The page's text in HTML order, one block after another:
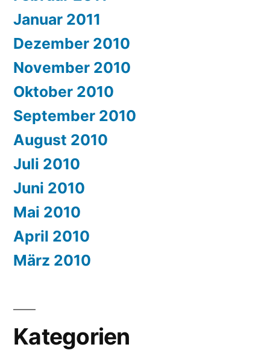
Januar 2011
Dezember 2010
November 2010
Oktober 2010
September 2010
August 2010
Juli 2010
Juni 2010
Mai 2010
April 2010
März 2010
Kategorien